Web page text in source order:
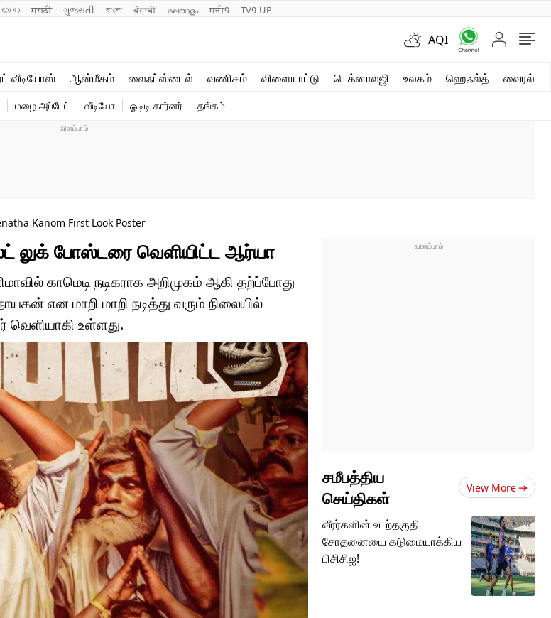
मराठी ગુજરાતી বাংলা ਪੰਜਾਬੀ മലയാളം मनी9 TV9-UP
AQI
வீடியோஸ் ஆன்மீகம் லைஃப்ஸ்டைல் வணிகம் விளையாட்டு டெக்னாலஜி உலகம் ஹெஃல்த் வைரல்
வைரல்
மழை அப்டேட் வீடியோ ஓடிடி கார்னர் தங்கம்
Kanom First Look Poster
லுக் போஸ்டரை வெளியிட்ட ஆர்யா
காமெடி நடிகராக அறிமுகம் ஆகி தற்ப்போது
என மாறி மாறி நடித்து வரும் நிலையில்
உள்ளது.
சமீபத்திய
செய்திகள்
View More
வீரர்களின் உடற்தகுதி
சோதனையை கடுமையாக்கிய
பிசிசிஐ!